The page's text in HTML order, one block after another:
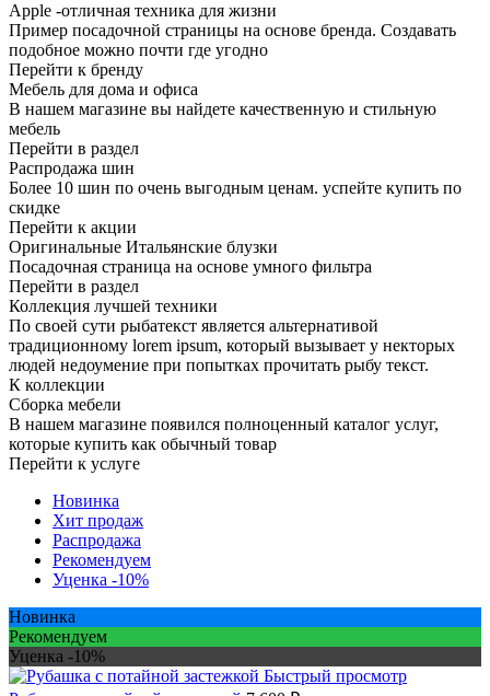
Apple -отличная техника для жизни
Пример посадочной страницы на основе бренда. Создавать
подобное можно почти где угодно
Перейти к бренду
Мебель для дома и офиса
В нашем магазине вы найдете качественную и стильную
мебель
Перейти в раздел
Распродажа шин
Более 10 шин по очень выгодным ценам. успейте купить по
скидке
Перейти к акции
Оригинальные Итальянские блузки
Посадочная страница на основе умного фильтра
Перейти в раздел
Коллекция лучшей техники
По своей сути рыбатекст является альтернативой
традиционному lorem ipsum, который вызывает у некторых
людей недоумение при попытках прочитать рыбу текст.
К коллекции
Сборка мебели
В нашем магазине появился полноценный каталог услуг,
которые купить как обычный товар
Перейти к услуге
Новинка
Хит продаж
Распродажа
Рекомендуем
Уценка -10%
Новинка
Рекомендуем
Уценка -10%
Быстрый просмотр